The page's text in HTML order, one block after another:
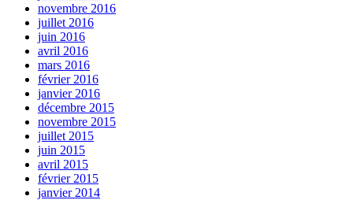
novembre 2016
juillet 2016
juin 2016
avril 2016
mars 2016
février 2016
janvier 2016
décembre 2015
novembre 2015
juillet 2015
juin 2015
avril 2015
février 2015
janvier 2014